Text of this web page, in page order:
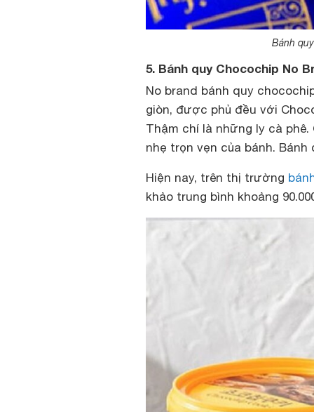
Bánh
5. Bánh quy Chocochip No
No brand bánh quy
giòn, được phủ đều với
Thậm chí là những ly cà
nhẹ trọn vẹn của bánh.
Hiện nay, trên thị trường
khảo trung bình khoảng